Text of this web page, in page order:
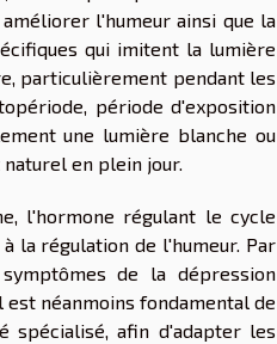
l'humeur ainsi que la
qui imitent la lumière
particulièrement pendant les
période d'exposition
une lumière blanche ou
en plein jour.
l'hormone régulant le cycle
la régulation de l'humeur. Par
de la dépression
néanmoins fondamental de
spécialisé, afin d'adapter les